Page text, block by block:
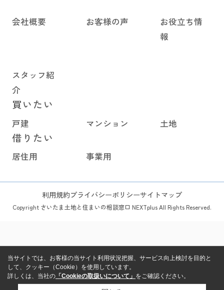
会社概要 お客様の声
お役立ち情
報
スタッフ紹
介
買いたい
戸建 マンション 土地
借りたい
居住用 事業用
利用規約プライバシーポリシーサイトマップ
Copyright さいたま土地と住まいの相談窓口 NEXTplus All Rights Reserved.
当サイトでは、お客様の当サイト利用状況把握、サービス向上検討を目的と
して、クッキー（Cookie）を使用しています。
詳しくは、当社の 「Cookieの取扱いについて」 をご確認ください。